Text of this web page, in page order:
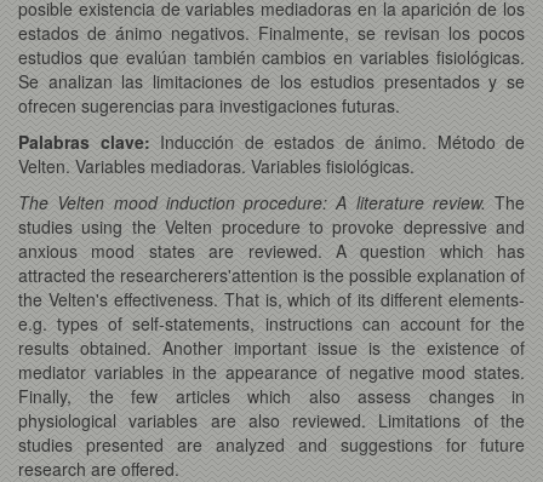
posible existencia de variables mediadoras en la aparición de los
estados de ánimo negativos. Finalmente, se revisan los pocos
estudios que evalúan también cambios en variables fisiológicas.
Se analizan las limitaciones de los estudios presentados y se
ofrecen sugerencias para investigaciones futuras.
Palabras clave: Inducción de estados de ánimo. Método de
Velten. Variables mediadoras. Variables fisiológicas.
The Velten mood induction procedure: A literature review. The
studies using the Velten procedure to provoke depressive and
anxious mood states are reviewed. A question which has
attracted the researcherers'attention is the possible explanation of
the Velten's effectiveness. That is, which of its different elements-
e.g. types of self-statements, instructions can account for the
results obtained. Another important issue is the existence of
mediator variables in the appearance of negative mood states.
Finally, the few articles which also assess changes in
physiological variables are also reviewed. Limitations of the
studies presented are analyzed and suggestions for future
research are offered.